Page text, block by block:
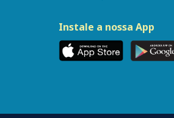
Instale a nossa App